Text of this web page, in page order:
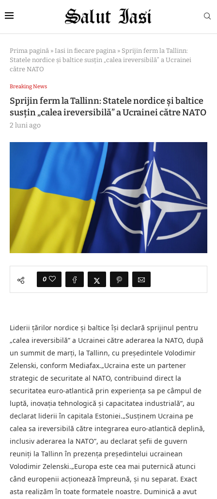
Prima pagină » Iasi in fiecare pagina » Sprijin ferm la Tallinn:
Statele nordice și baltice susțin „calea ireversibilă” a Ucrainei
către NATO
Breaking News
Sprijin ferm la Tallinn: Statele nordice și baltice
susțin „calea ireversibilă” a Ucrainei către NATO
2 luni ago
0
Liderii țărilor nordice și baltice își declară sprijinul pentru
„calea ireversibilă” a Ucrainei către aderarea la NATO, după
un summit de marți, la Tallinn, cu președintele Volodimir
Zelenski, conform Mediafax.„Ucraina este un partener
strategic de securitate al NATO, contribuind direct la
securitatea euro-atlantică prin experiența sa pe câmpul de
luptă, inovația tehnologică și capacitatea industrială”, au
declarat liderii în capitala Estoniei.„Susținem Ucraina pe
calea sa ireversibilă către integrarea euro-atlantică deplină,
inclusiv aderarea la NATO”, au declarat șefii de guvern
reuniți la Tallinn în prezența președintelui ucrainean
Volodimir Zelenski.„Europa este cea mai puternică atunci
când europenii acționează împreună, și nu separat. Exact
asta realizăm în toate formatele noastre. Duminică a avut